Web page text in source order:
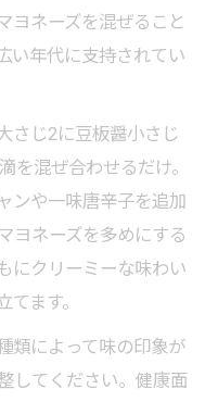
ヨネーズを混ぜること
い年代に支持されてい
さじ2に豆板醤小さじ
を混ぜ合わせるだけ。
ンや一味唐辛子を追加
ヨネーズを多めにする
にクリーミーな味わい
ます。
類によって味の印象が
してください。健康面